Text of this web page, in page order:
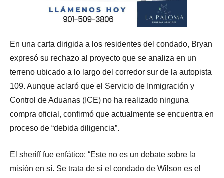
En una carta dirigida a los residentes del condado, Bryan
expresó su rechazo al proyecto que se analiza en un
terreno ubicado a lo largo del corredor sur de la autopista
109. Aunque aclaró que el Servicio de Inmigración y
Control de Aduanas (ICE) no ha realizado ninguna
compra oficial, confirmó que actualmente se encuentra en
proceso de “debida diligencia”.
El sheriff fue enfático: “Este no es un debate sobre la
misión en sí. Se trata de si el condado de Wilson es el